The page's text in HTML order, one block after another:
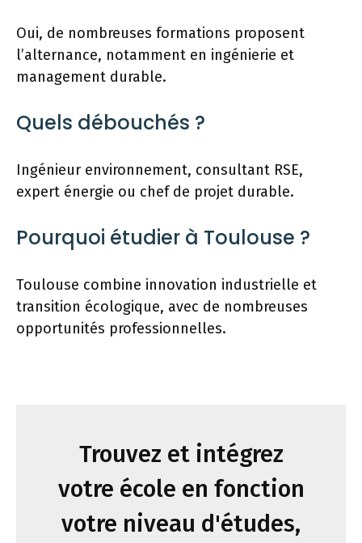
Oui, de nombreuses formations proposent
l’alternance, notamment en ingénierie et
management durable.
Quels débouchés ?
Ingénieur environnement, consultant RSE,
expert énergie ou chef de projet durable.
Pourquoi étudier à Toulouse ?
Toulouse combine innovation industrielle et
transition écologique, avec de nombreuses
opportunités professionnelles.
Trouvez et intégrez
votre école en fonction
votre niveau d'études,